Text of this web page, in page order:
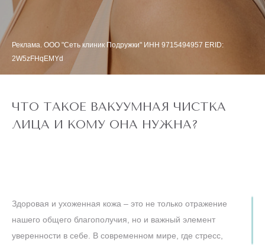
Реклама. ООО "Сеть клиник Подружки" ИНН 9715494957 ERID:
2W5zFHqEMYd
ЧТО ТАКОЕ ВАКУУМНАЯ ЧИСТКА
ЛИЦА И КОМУ ОНА НУЖНА?
Здоровая и ухоженная кожа – это не только отражение
нашего общего благополучия, но и важный элемент
уверенности в себе. В современном мире, где стресс,